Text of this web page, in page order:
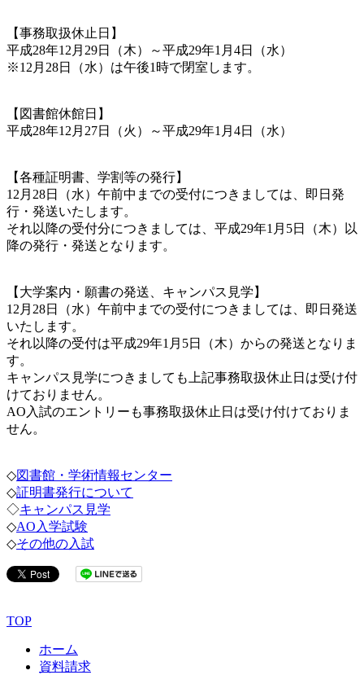
【事務取扱休止日】
平成28年12月29日（木）～平成29年1月4日（水）
※12月28日（水）は午後1時で閉室します。
【図書館休館日】
平成28年12月27日（火）～平成29年1月4日（水）
【各種証明書、学割等の発行】
12月28日（水）午前中までの受付につきましては、即日発
行・発送いたします。
それ以降の受付分につきましては、平成29年1月5日（木）以
降の発行・発送となります。
【大学案内・願書の発送、キャンパス見学】
12月28日（水）午前中までの受付につきましては、即日発送
いたします。
それ以降の受付は平成29年1月5日（木）からの発送となりま
す。
キャンパス見学につきましても上記事務取扱休止日は受け付
けておりません。
AO入試のエントリーも事務取扱休止日は受け付けておりま
せん。
◇図書館・学術情報センター
◇証明書発行について
◇キャンパス見学
◇AO入学試験
◇その他の入試
TOP
ホーム
資料請求